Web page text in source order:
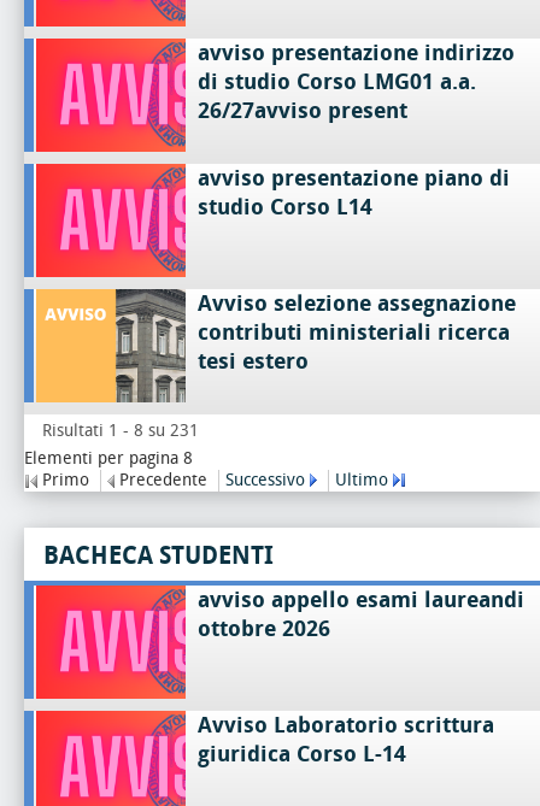
avviso presentazione indirizzo
di studio Corso LMG01 a.a.
26/27avviso present
avviso presentazione piano di
studio Corso L14
Avviso selezione assegnazione
contributi ministeriali ricerca
tesi estero
Risultati 1 - 8 su 231
Elementi per pagina 8
Primo
Precedente Successivo Ultimo
BACHECA STUDENTI
avviso appello esami laureandi
ottobre 2026
Avviso Laboratorio scrittura
giuridica Corso L-14